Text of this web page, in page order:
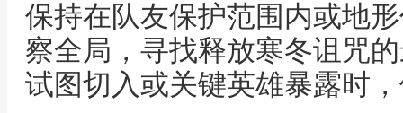
保持在队友保护范围内或地
察全局，寻找释放寒冬诅咒
试图切入或关键英雄暴露时